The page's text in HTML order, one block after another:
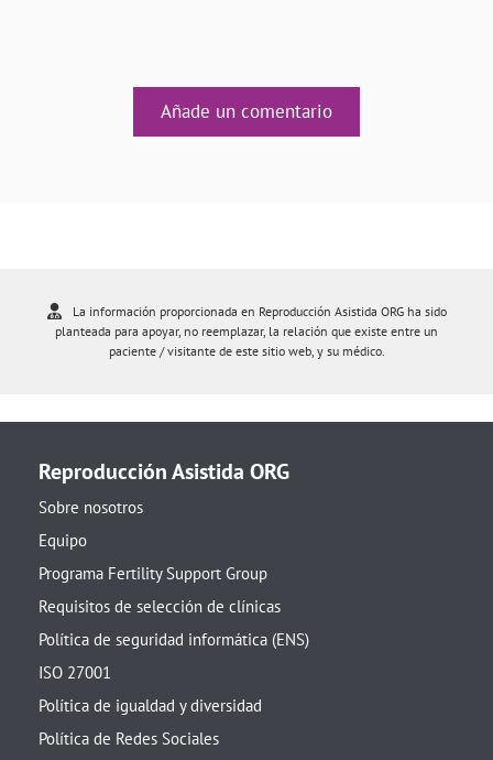
Añade un comentario
La información proporcionada en Reproducción Asistida ORG ha sido
planteada para apoyar, no reemplazar, la relación que existe entre un
paciente / visitante de este sitio web, y su médico.
Reproducción Asistida ORG
Sobre nosotros
Equipo
Programa Fertility Support Group
Requisitos de selección de clínicas
Política de seguridad informática (ENS)
ISO 27001
Política de igualdad y diversidad
Política de Redes Sociales